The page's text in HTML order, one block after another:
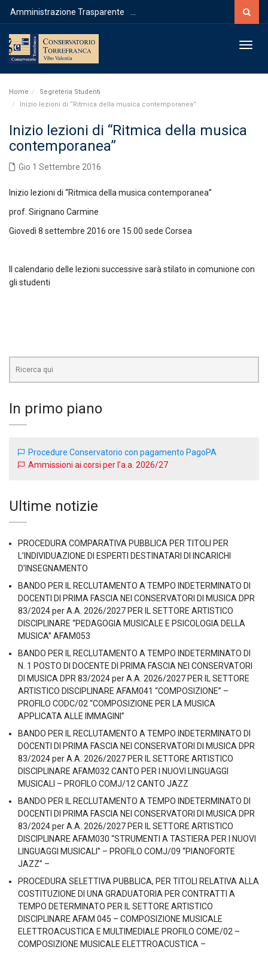
Cerca
Amministrazione Trasparente
Home
Segreteria Studenti
Inizio lezioni di “Ritmica della musica contemporanea”
Inizio lezioni di “Ritmica della musica
contemporanea”
Gio 1 Settembre 2016
Inizio lezioni di “Ritmica della musica contemporanea”
prof. Sirignano Carmine
Giovedì 8 settembre 2016 ore 15.00 sede Corsea
Il calendario delle lezioni successive sarà stilato in comunione con
gli studenti
In primo piano
Procedure Conservatorio con pagamento PagoPA
Ammissioni ai corsi per l’a.a. 2026/27
Ultime notizie
PROCEDURA COMPARATIVA PUBBLICA PER TITOLI PER
L’INDIVIDUAZIONE DI ESPERTI DESTINATARI DI INCARICHI
D’INSEGNAMENTO
BANDO PER IL RECLUTAMENTO A TEMPO INDETERMINATO DI
DOCENTI DI PRIMA FASCIA NEI CONSERVATORI DI MUSICA DPR
83/2024 per A.A. 2026/2027 PER IL SETTORE ARTISTICO
DISCIPLINARE “PEDAGOGIA MUSICALE E PSICOLOGIA DELLA
MUSICA” AFAM053
BANDO PER IL RECLUTAMENTO A TEMPO INDETERMINATO DI
N. 1 POSTO DI DOCENTE DI PRIMA FASCIA NEI CONSERVATORI
DI MUSICA DPR 83/2024 per A.A. 2026/2027 PER IL SETTORE
ARTISTICO DISCIPLINARE AFAM041 “COMPOSIZIONE” –
PROFILO CODC/02 “COMPOSIZIONE PER LA MUSICA
APPLICATA ALLE IMMAGINI”
BANDO PER IL RECLUTAMENTO A TEMPO INDETERMINATO DI
DOCENTI DI PRIMA FASCIA NEI CONSERVATORI DI MUSICA DPR
83/2024 per A.A. 2026/2027 PER IL SETTORE ARTISTICO
DISCIPLINARE AFAM032 CANTO PER I NUOVI LINGUAGGI
MUSICALI – PROFILO COMJ/12 CANTO JAZZ
BANDO PER IL RECLUTAMENTO A TEMPO INDETERMINATO DI
DOCENTI DI PRIMA FASCIA NEI CONSERVATORI DI MUSICA DPR
83/2024 per A.A. 2026/2027 PER IL SETTORE ARTISTICO
DISCIPLINARE AFAM030 “STRUMENTI A TASTIERA PER I NUOVI
LINGUAGGI MUSICALI” – PROFILO COMJ/09 “PIANOFORTE
JAZZ” –
PROCEDURA SELETTIVA PUBBLICA, PER TITOLI RELATIVA ALLA
COSTITUZIONE DI UNA GRADUATORIA PER CONTRATTI A
TEMPO DETERMINATO PER IL SETTORE ARTISTICO
DISCIPLINARE AFAM 045 – COMPOSIZIONE MUSICALE
ELETTROACUSTICA E MULTIMEDIALE PROFILO COME/02 –
COMPOSIZIONE MUSICALE ELETTROACUSTICA –